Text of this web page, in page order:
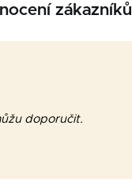
zákazníků
doporučit.